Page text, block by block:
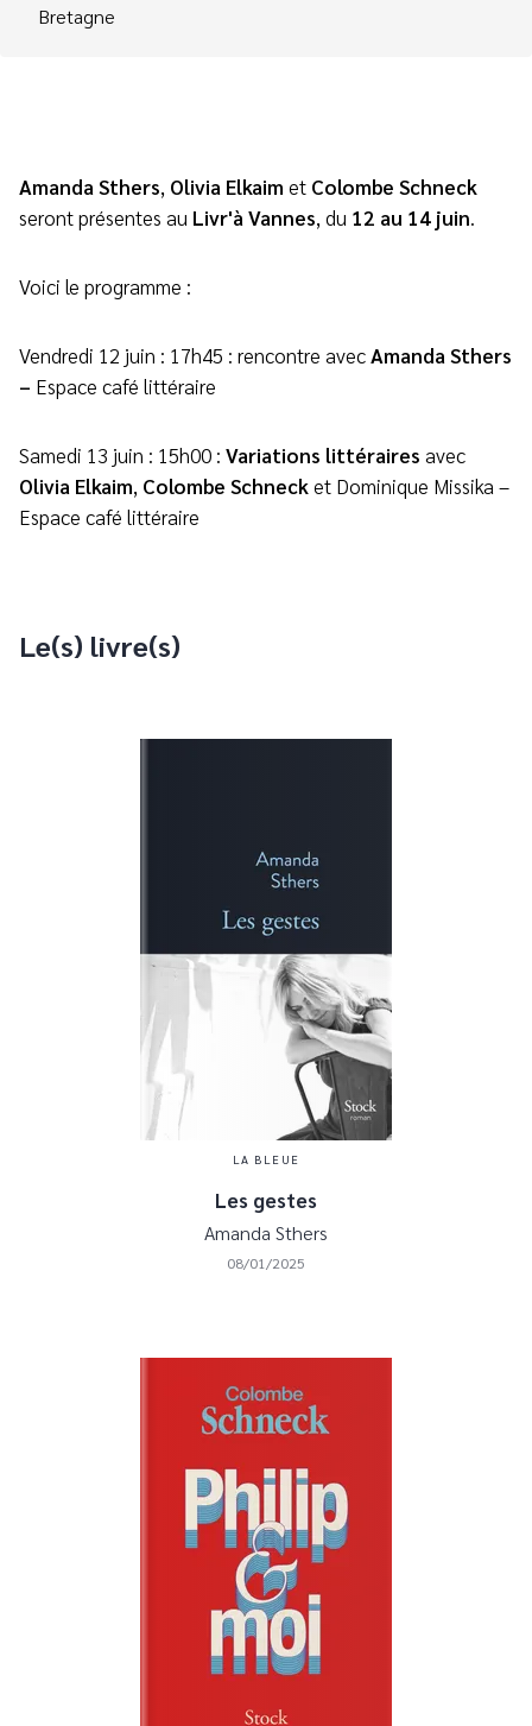
Bretagne
Amanda Sthers, Olivia Elkaim et Colombe Schneck
seront présentes au Livr'à Vannes, du 12 au 14 juin.
Voici le programme :
Vendredi 12 juin : 17h45 : rencontre avecAmanda Sthers
– Espace café littéraire
Samedi 13 juin : 15h00 : Variations littéraires avec
Olivia Elkaim, Colombe Schnecket Dominique Missika –
Espace café littéraire
Le(s) livre(s)
LA BLEUE
Les gestes
Amanda Sthers
08/01/2025